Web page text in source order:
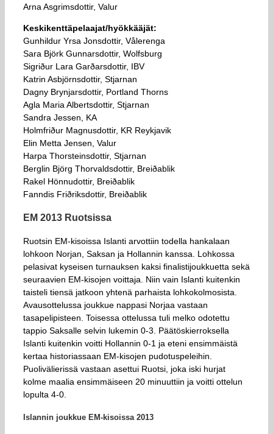
Arna Asgrimsdottir, Valur
Keskikenttäpelaajat/hyökkääjät:
Gunhildur Yrsa Jonsdottir, Vålerenga
Sara Björk Gunnarsdottir, Wolfsburg
Sigriður Lara Garðarsdottir, IBV
Katrin Asbjörnsdottir, Stjarnan
Dagny Brynjarsdottir, Portland Thorns
Agla Maria Albertsdottir, Stjarnan
Sandra Jessen, KA
Holmfriður Magnusdottir, KR Reykjavik
Elin Metta Jensen, Valur
Harpa Thorsteinsdottir, Stjarnan
Berglin Björg Thorvaldsdottir, Breiðablik
Rakel Hönnudottir, Breiðablik
Fanndis Friðriksdottir, Breiðablik
EM 2013 Ruotsissa
Ruotsin EM-kisoissa Islanti arvottiin todella hankalaan
lohkoon Norjan, Saksan ja Hollannin kanssa. Lohkossa
pelasivat kyseisen turnauksen kaksi finalistijoukkuetta sekä
seuraavien EM-kisojen voittaja. Niin vain Islanti kuitenkin
taisteli tiensä jatkoon yhtenä parhaista lohkokolmosista.
Avausottelussa joukkue nappasi Norjaa vastaan
tasapelipisteen. Toisessa ottelussa tuli melko odotettu
tappio Saksalle selvin lukemin 0-3. Päätöskierroksella
Islanti kuitenkin voitti Hollannin 0-1 ja eteni ensimmäistä
kertaa historiassaan EM-kisojen pudotuspeleihin.
Puolivälierissä vastaan asettui Ruotsi, joka iski hurjat
kolme maalia ensimmäiseen 20 minuuttiin ja voitti ottelun
lopulta 4-0.
Islannin joukkue EM-kisoissa 2013